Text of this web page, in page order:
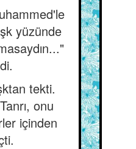
yüzünde
tekti.
onu
içinden